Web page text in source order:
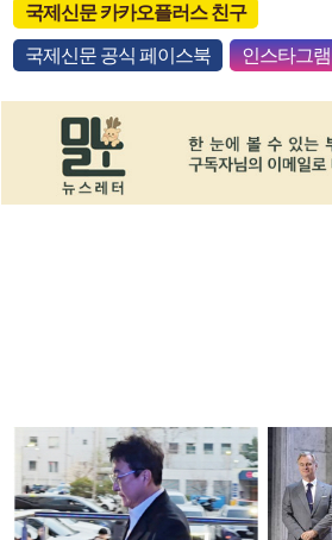
국제신문 카카오플러스 친구
국제신문 공식 페이스북 인스타그램